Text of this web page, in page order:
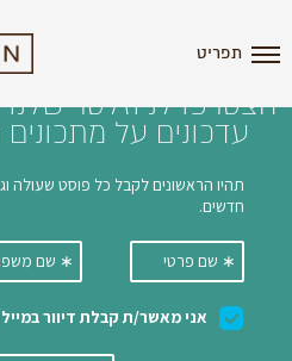
תפריט
הצטרפו לניוזלטר שלנו
עדכונים על